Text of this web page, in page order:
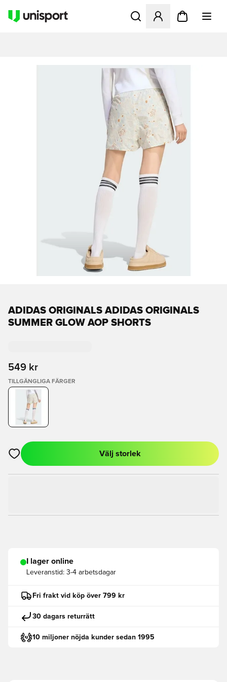
Öppnar en Modal för att
ADIDAS ORIGINALS ADIDAS ORIGINALS
SUMMER GLOW AOP SHORTS
549 kr
TILLGÄNGLIGA FÄRGER
Öppnar en Modal för att logga in eller registrera dig som
Välj storlek
I lager online
Leveranstid: 3-4 arbetsdagar
Fri frakt vid köp över 799 kr
30 dagars returrätt
10 miljoner nöjda kunder sedan 1995